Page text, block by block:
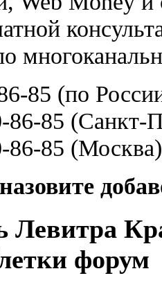
85 (по
86-85 (Санкт-
86-85 (Москва)
Левитра
форум